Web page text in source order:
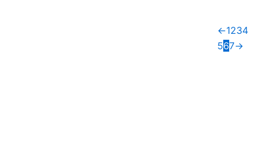
←1234
567→